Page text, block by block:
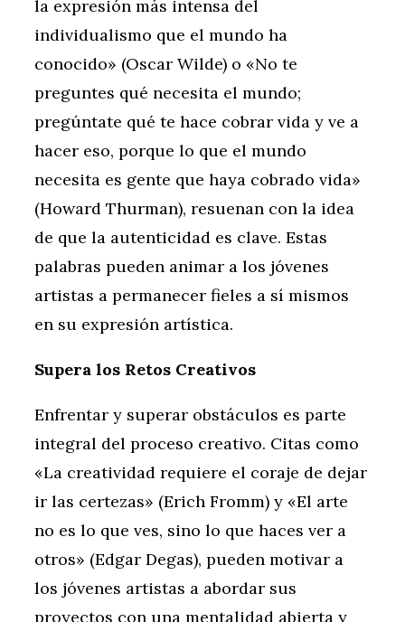
la expresión más intensa del
individualismo que el mundo ha
conocido» (Oscar Wilde) o «No te
preguntes qué necesita el mundo;
pregúntate qué te hace cobrar vida y ve a
hacer eso, porque lo que el mundo
necesita es gente que haya cobrado vida»
(Howard Thurman), resuenan con la idea
de que la autenticidad es clave. Estas
palabras pueden animar a los jóvenes
artistas a permanecer fieles a sí mismos
en su expresión artística.
Supera los Retos Creativos
Enfrentar y superar obstáculos es parte
integral del proceso creativo. Citas como
«La creatividad requiere el coraje de dejar
ir las certezas» (Erich Fromm) y «El arte
no es lo que ves, sino lo que haces ver a
otros» (Edgar Degas), pueden motivar a
los jóvenes artistas a abordar sus
proyectos con una mentalidad abierta y